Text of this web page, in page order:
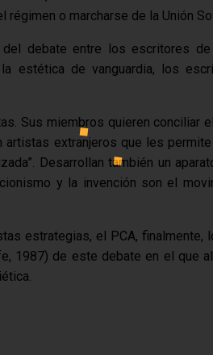
régimen o marcharse de la Unión
debate entre los escritores
estética de vanguardia, los
Sus miembros quieren conciliar
extranjeros que les
Desarrollan también un
y la invención son el
estrategias, el PCA,
1987) de este debate en el que